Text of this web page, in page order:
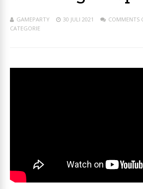
GAMEPARTY 30 JULI 2021 COMMENTS
CATEGORIE